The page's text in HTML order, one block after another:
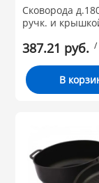
Сковорода
ручк. и
387.21 руб. /
В